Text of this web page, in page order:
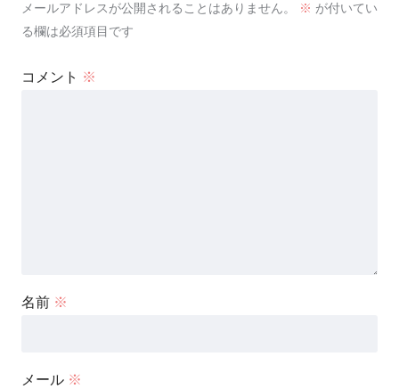
メールアドレスが公開されることはありません。 ※ が付いてい
る欄は必須項目です
コメント ※
名前 ※
メール ※